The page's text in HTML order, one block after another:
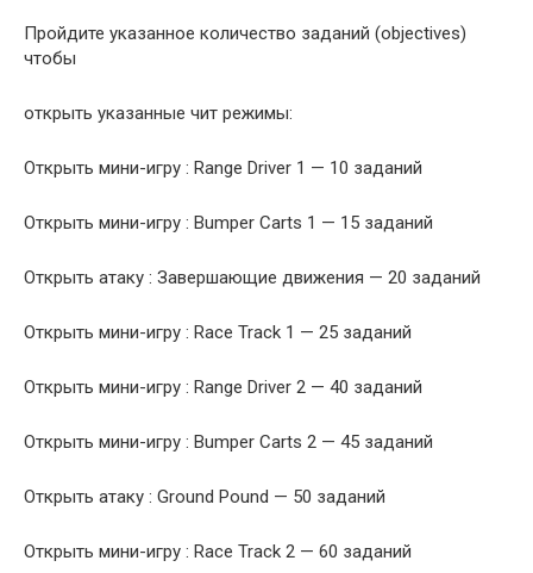
Пройдите указанное количество заданий (objectives)
чтобы
открыть указанные чит режимы:
Открыть мини-игру : Range Driver 1 — 10 заданий
Открыть мини-игру : Bumper Carts 1 — 15 заданий
Открыть атаку : Завершающие движения — 20 заданий
Открыть мини-игру : Race Track 1 — 25 заданий
Открыть мини-игру : Range Driver 2 — 40 заданий
Открыть мини-игру : Bumper Carts 2 — 45 заданий
Открыть атаку : Ground Pound — 50 заданий
Открыть мини-игру : Race Track 2 — 60 заданий